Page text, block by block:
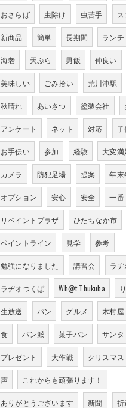
おさらば 虫除け 虫苦手
新商品 簡単 長期間 ランチ
海老 天ぷら 男飯 仲良い
美味しい ごみ拾い 荒川沖駅
秋晴れ あいさつ 塗装会社
アンケート ネット 対応 子
お手伝い 参加 経験 大変満
カメラ 防犯足場 提案 年末
オプション 安心 安全 一番
リペイントプラザ ひたちなか市
ペイントライン 見学 参考
勉強になりました 講習会 ラヂ
ラヂオつくば Wh@t Thukuba
生放送 パン グルメ 木村屋
食 パン派 菓子パン サンタ
プレゼント 大作戦 クリスマス
声 これからも頑張ります！
ありがとうございます 新聞 折